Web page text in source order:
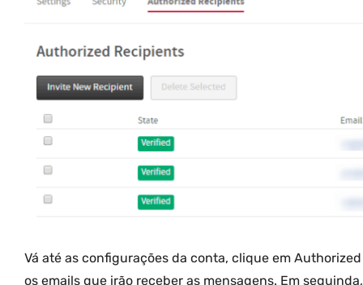
Vá até as configurações da conta, clique em
os emails que irão receber as mensagens. Em